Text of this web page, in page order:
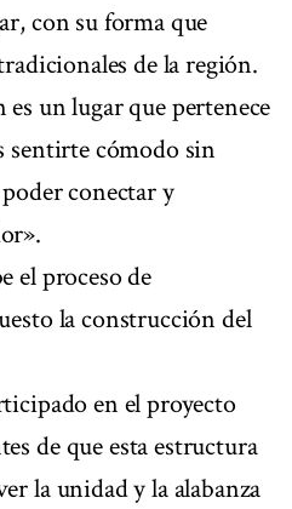
con su forma que
de la región.
un lugar que pertenece
sentirte cómodo sin
conectar y
el proceso de
la construcción del
en el proyecto
de que esta estructura
la unidad y la alabanza